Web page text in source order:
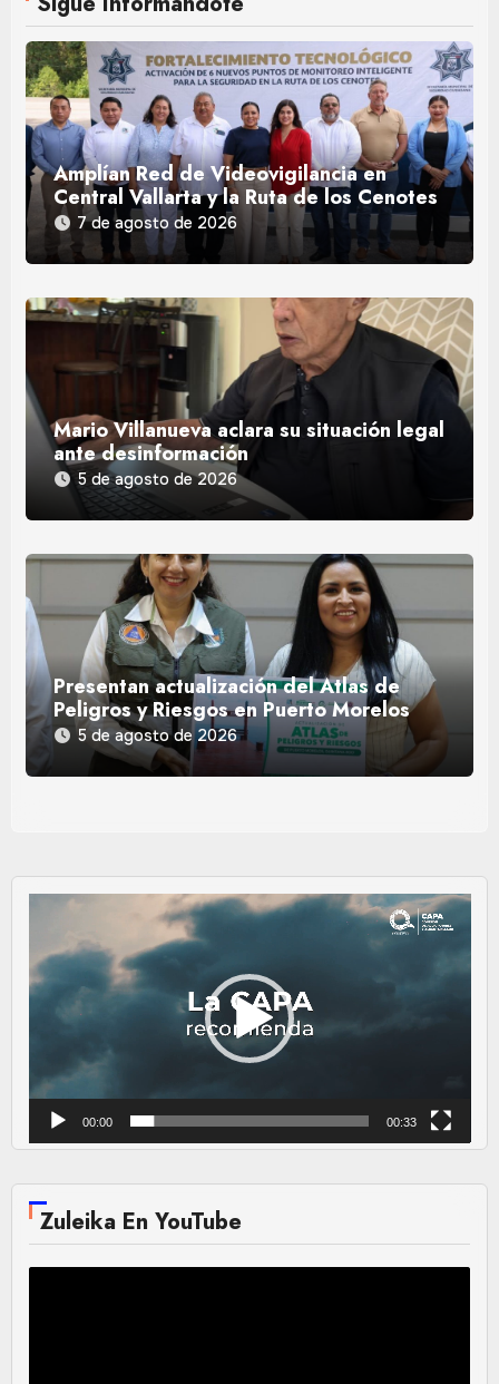
Amplían Red de Videovigilancia en
Central Vallarta y la Ruta de los Cenotes
7 de agosto de 2026
Mario Villanueva aclara su situación legal
ante desinformación
5 de agosto de 2026
Presentan actualización del Atlas de
Peligros y Riesgos en Puerto Morelos
5 de agosto de 2026
Reproductor
vídeo
00:00 00:33
Zuleika En YouTube